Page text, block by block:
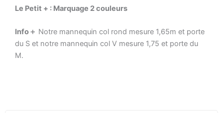
Le Petit + : Marquage 2 couleurs
Info＋ Notre mannequin col rond mesure 1,65m et porte
du S et notre mannequin col V mesure 1,75 et porte du
M.